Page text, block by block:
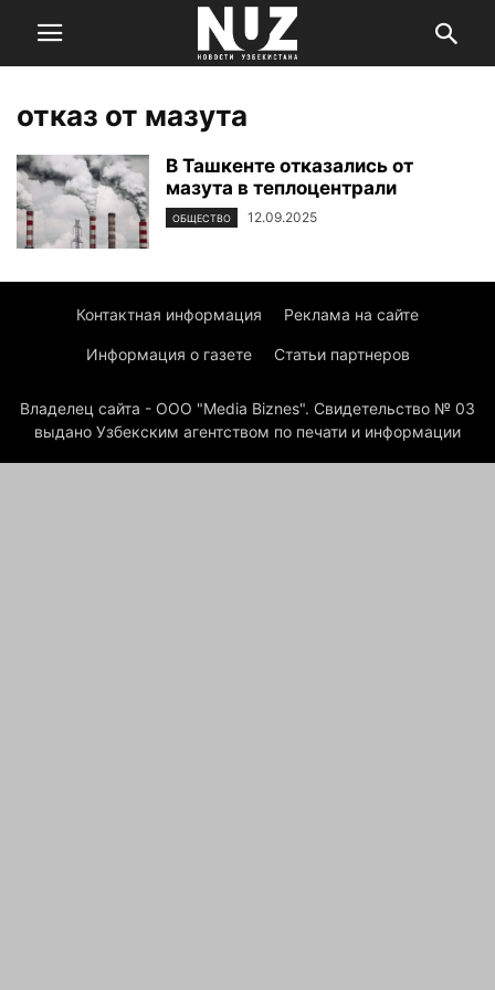
отказ от мазута
В Ташкенте отказались от
мазута в теплоцентрали
ОБЩЕСТВО 12.09.2025
Контактная информация Реклама на сайте
Информация о газете Статьи партнеров
Владелец сайта - ООО "Media Biznes". Свидетельство № 03
выдано Узбекским агентством по печати и информации